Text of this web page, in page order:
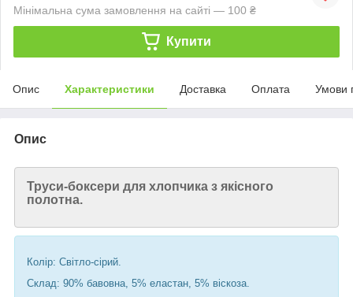
Мінімальна сума замовлення на сайті — 100 ₴
Купити
Опис Характеристики Доставка Оплата Умови
Опис
Труси-боксери для хлопчика з якісного
полотна.
Колір: Світло-сірий.
Склад: 90% бавовна, 5% еластан, 5% віскоза.